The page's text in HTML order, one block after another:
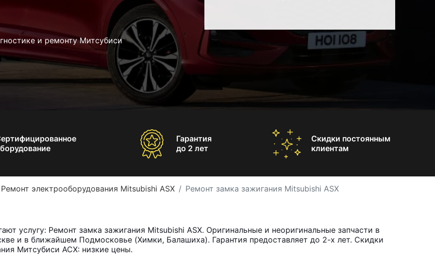
и ремонту Митсубиси
Гарантия
до 2 лет
Скидки постоянным
клиентам
Ремонт электрооборудования Mitsubishi ASX Ремонт замка зажигания Mitsubishi ASX
услугу: Ремонт замка зажигания Mitsubishi ASX. Оригинальные и неоригинальные запчасти в
и в ближайшем Подмосковье (Химки, Балашиха). Гарантия предоставляет до 2-х лет. Скидки
Митсубиси АСХ: низкие цены.